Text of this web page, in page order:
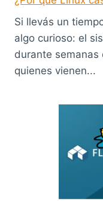
Si llevás un
algo curioso: el
durante semanas
quienes vienen...